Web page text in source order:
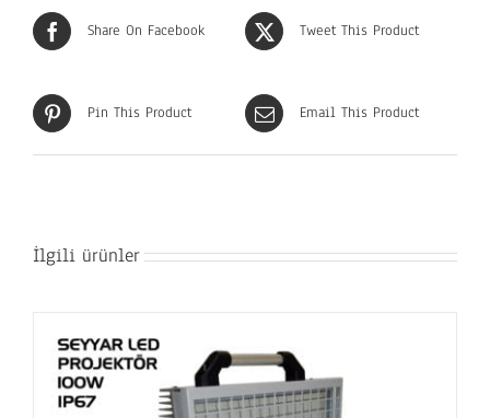
Share On Facebook Tweet This Product
Pin This Product Email This Product
İlgili ürünler